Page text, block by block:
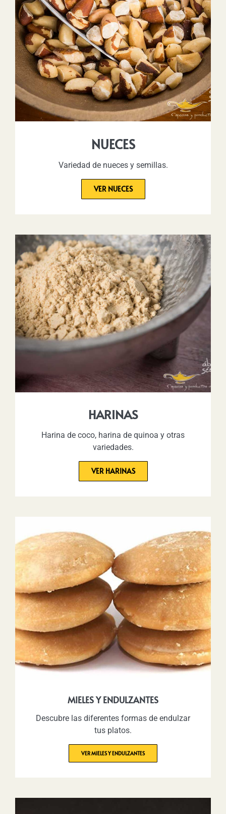
NUECES
Variedad de nueces y semillas.
VER NUECES
HARINAS
Harina de coco, harina de quinoa y otras
variedades.
VER HARINAS
MIELES Y ENDULZANTES
Descubre las diferentes formas de endulzar
tus platos.
VER MIELES Y ENDULZANTES